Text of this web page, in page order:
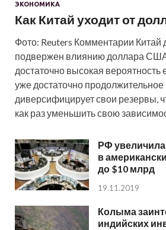
ЭКОНОМИКА
Как Китай уходит от
Фото: Reuters Комментарии Китай
подвержен влиянию доллара
достаточно высокая
уже достаточно
диверсифицирует свои резервы,
как раз уменьшить свою
РФ
в
до $10 млрд
19.11.2019
Колыма
индийских